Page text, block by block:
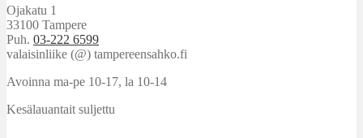
Ojakatu 1
33100 Tampere
Puh. 03-222 6599
valaisinliike (@) tampereensahko.fi
Avoinna ma-pe 10-17, la 10-14
Kesälauantait suljettu